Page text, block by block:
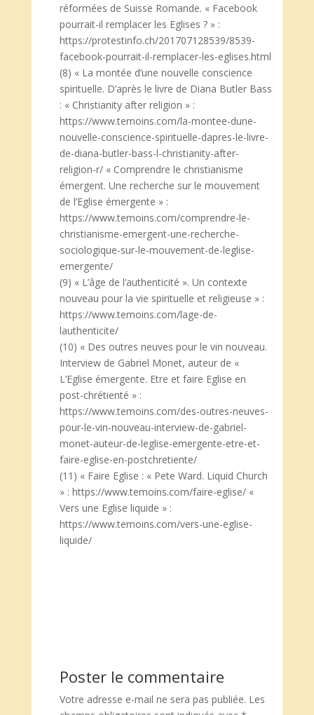
réformées de Suisse Romande. « Facebook
pourrait-il remplacer les Eglises ? » :
https://protestinfo.ch/201707128539/8539-
facebook-pourrait-il-remplacer-les-eglises.html
(8) « La montée d’une nouvelle conscience
spirituelle. D’après le livre de Diana Butler Bass
: « Christianity after religion » :
https://www.temoins.com/la-montee-dune-
nouvelle-conscience-spirituelle-dapres-le-livre-
de-diana-butler-bass-l-christianity-after-
religion-r/ « Comprendre le christianisme
émergent. Une recherche sur le mouvement
de l’Eglise émergente » :
https://www.temoins.com/comprendre-le-
christianisme-emergent-une-recherche-
sociologique-sur-le-mouvement-de-leglise-
emergente/
(9) « L’âge de l’authenticité ». Un contexte
nouveau pour la vie spirituelle et religieuse » :
https://www.temoins.com/lage-de-
lauthenticite/
(10) « Des outres neuves pour le vin nouveau.
Interview de Gabriel Monet, auteur de «
L’Eglise émergente. Etre et faire Eglise en
post-chrétienté » :
https://www.temoins.com/des-outres-neuves-
pour-le-vin-nouveau-interview-de-gabriel-
monet-auteur-de-leglise-emergente-etre-et-
faire-eglise-en-postchretiente/
(11) « Faire Eglise : « Pete Ward. Liquid Church
» : https://www.temoins.com/faire-eglise/ «
Vers une Eglise liquide » :
https://www.temoins.com/vers-une-eglise-
liquide/
Poster le commentaire
Votre adresse e-mail ne sera pas publiée. Les